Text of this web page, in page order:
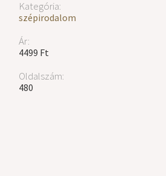
Kategória:
szépirodalom
Ár:
4499 Ft
Oldalszám:
480